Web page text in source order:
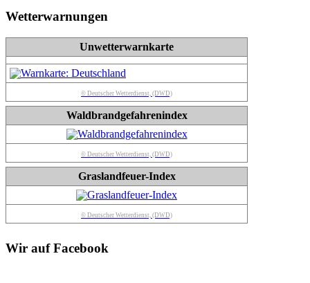
Wetterwarnungen
Unwetterwarnkarte
© Deutscher Wetterdienst, (DWD)
Waldbrandgefahrenindex
© Deutscher Wetterdienst, (DWD)
Graslandfeuer-Index
© Deutscher Wetterdienst, (DWD)
Wir auf Facebook